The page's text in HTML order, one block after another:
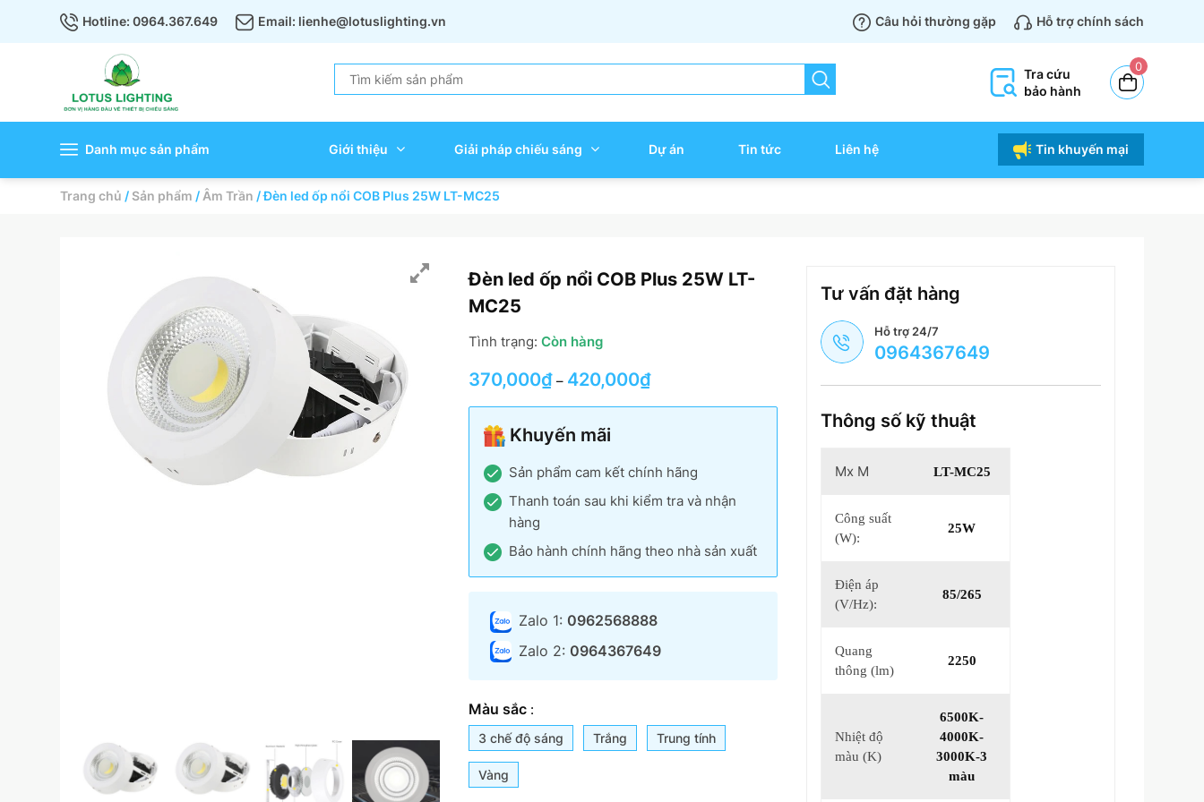
Hotline: 0964.367.649 Email: lienhe@lotuslighting.vn Câu hỏi thường gặp Hỗ trợ chính sách
Tra cứu
bảo hành
0
Danh mục sản phẩm Giới thiệu Giải pháp chiếu sáng Dự án Tin tức Liên hệ Tin khuyến mại
Trang chủ /Sản phẩm / Âm Trần /Đèn led ốp nổi COB Plus 25W LT-MC25
Đèn led ốp nổi COB Plus 25W LT-
MC25
Tình trạng: Còn hàng
370,000₫ – 420,000₫
Khuyến mãi
Sản phẩm cam kết chính hãng
Thanh toán sau khi kiểm tra và nhận
hàng
Bảo hành chính hãng theo nhà sản xuất
Zalo 1: 0962568888
Zalo 2: 0964367649
Màu sắc :
3 chế độ sáng Trắng Trung tính
Vàng
Tư vấn đặt hàng
Hỗ trợ 24/7
0964367649
Thông số kỹ thuật
Mx M LT-MC25
Công suất
(W):
25W
Điện áp
(V/Hz):
85/265
Quang
thông (lm)
2250
Nhiệt độ
màu (K)
6500K-
4000K-
3000K-3
màu